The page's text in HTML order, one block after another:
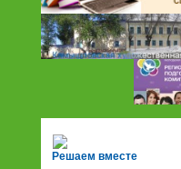
Решаем вместе